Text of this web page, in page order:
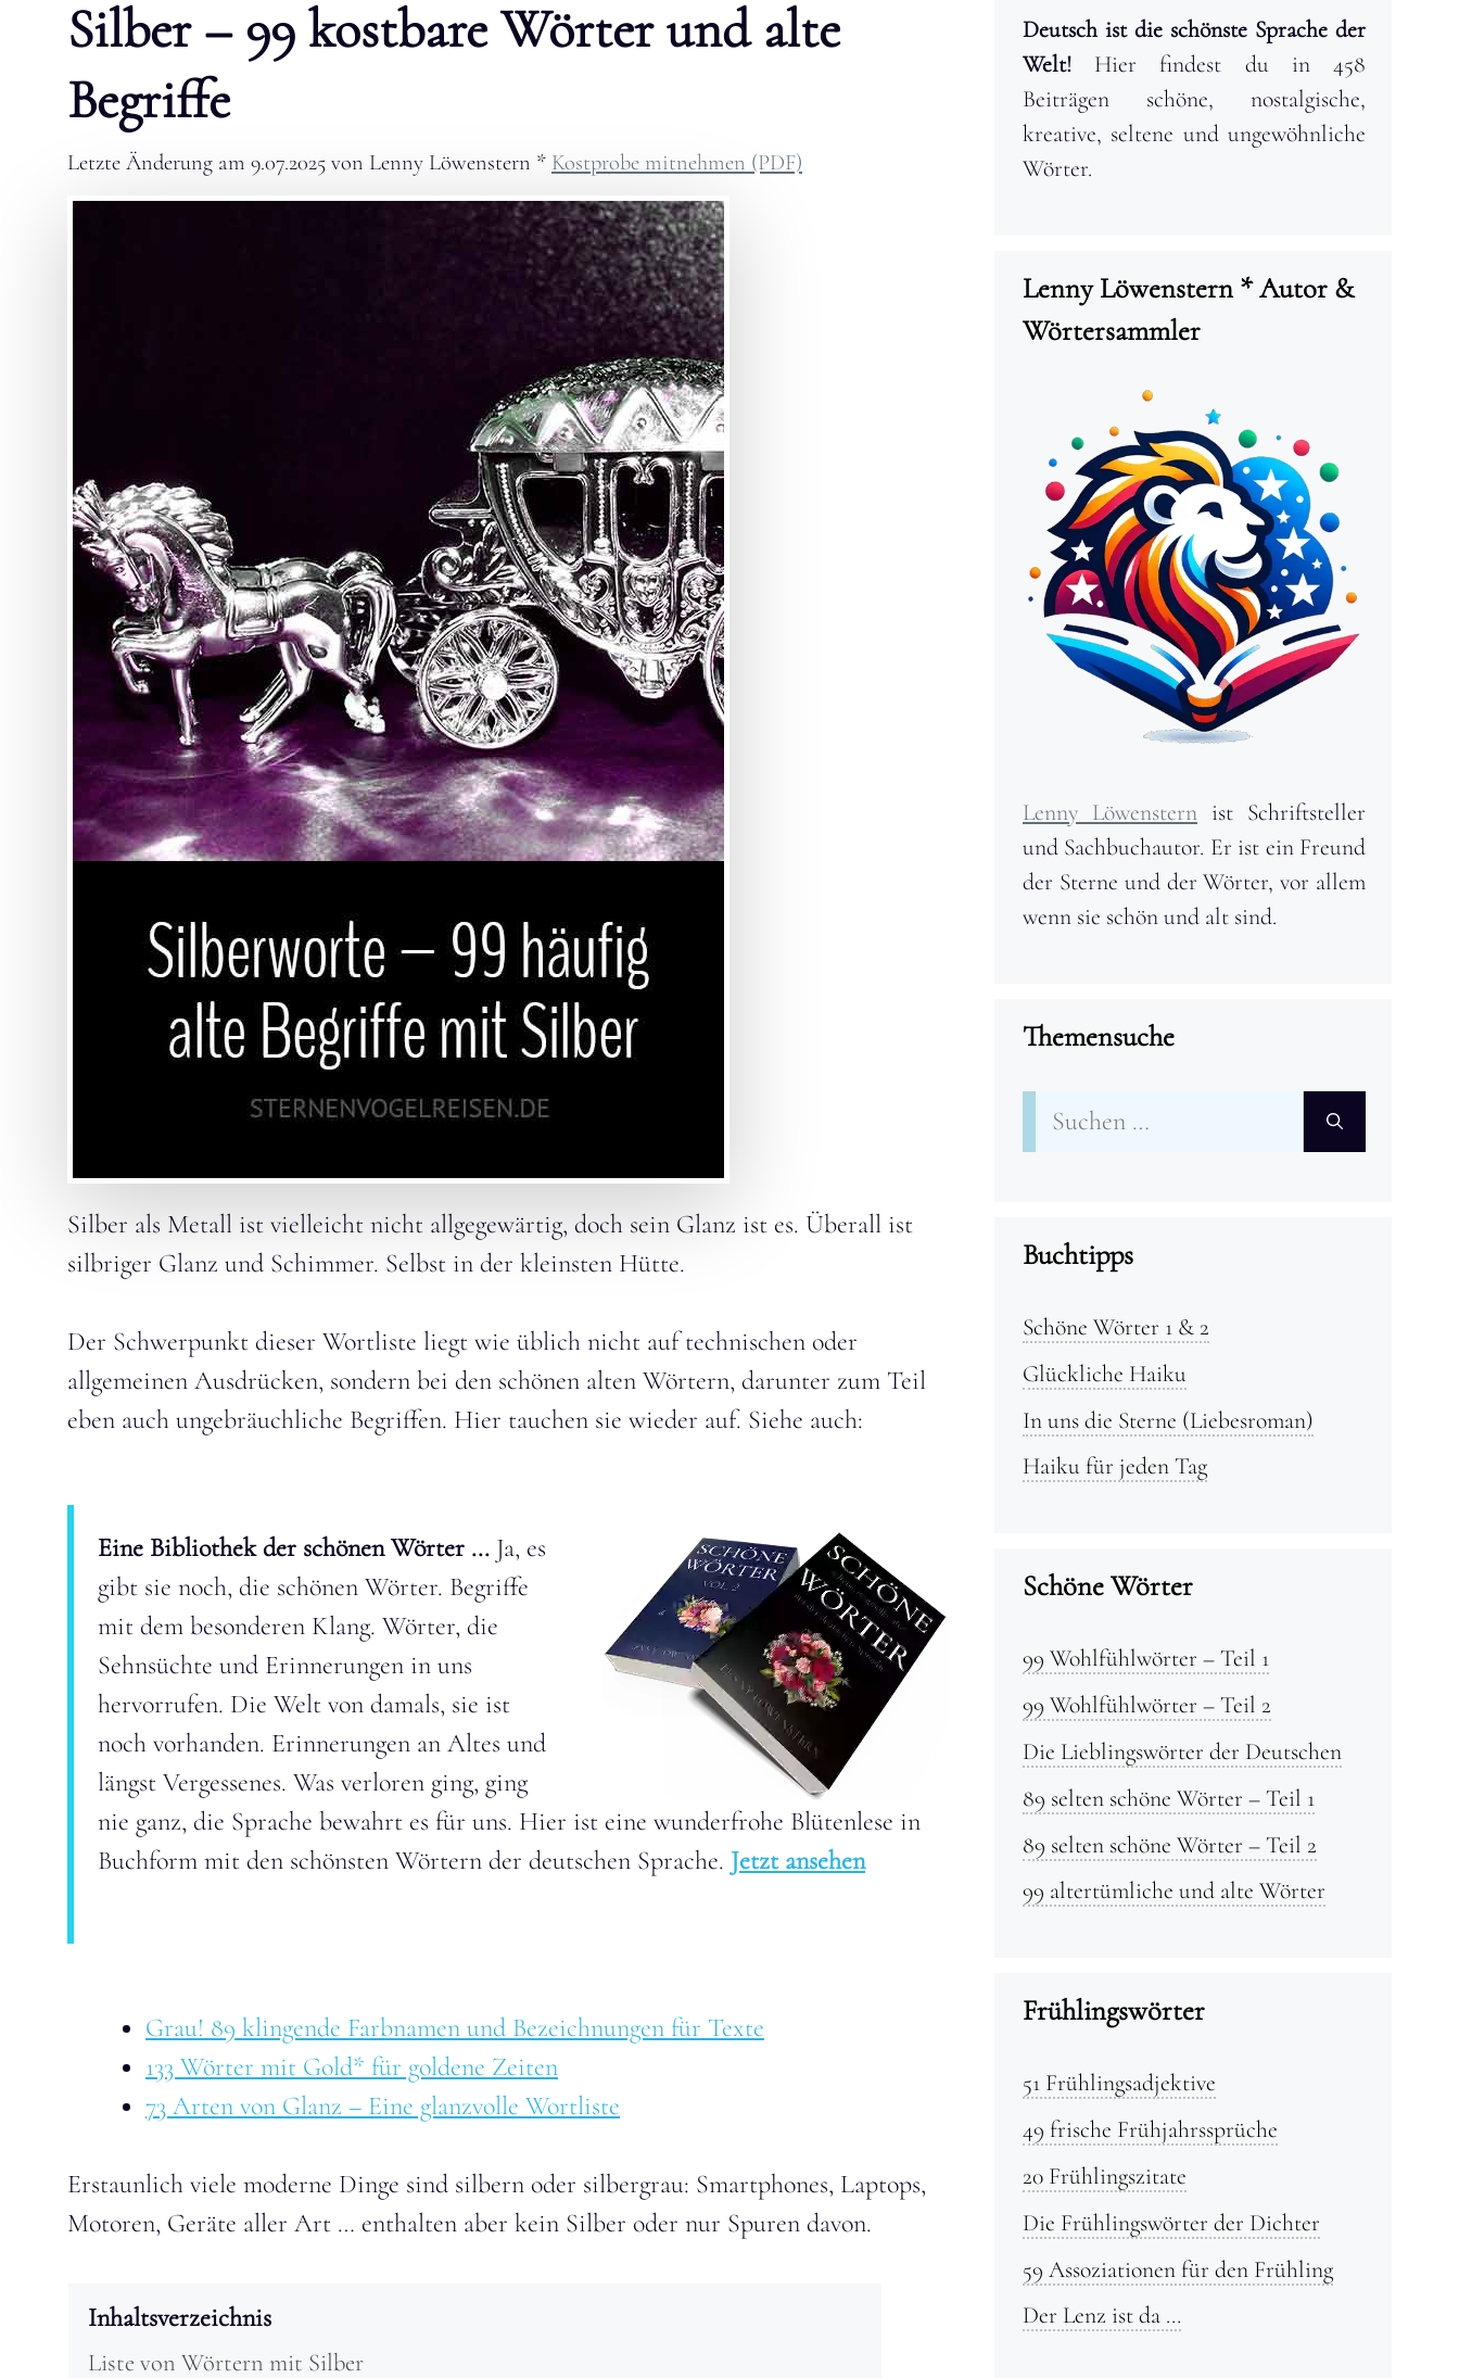
Silber – 99 kostbare Wörter und alte
Begriffe
Letzte Änderung am 9.07.2025 von Lenny Löwenstern * Kostprobe mitnehmen (PDF)
Silber als Metall ist vielleicht nicht allgegewärtig, doch sein Glanz ist es. Überall ist
silbriger Glanz und Schimmer. Selbst in der kleinsten Hütte.
Der Schwerpunkt dieser Wortliste liegt wie üblich nicht auf technischen oder
allgemeinen Ausdrücken, sondern bei den schönen alten Wörtern, darunter zum Teil
eben auch ungebräuchliche Begriffen. Hier tauchen sie wieder auf. Siehe auch:
Eine Bibliothek der schönen Wörter ... Ja, es
gibt sie noch, die schönen Wörter. Begriffe
mit dem besonderen Klang. Wörter, die
Sehnsüchte und Erinnerungen in uns
hervorrufen. Die Welt von damals, sie ist
noch vorhanden. Erinnerungen an Altes und
längst Vergessenes. Was verloren ging, ging
nie ganz, die Sprache bewahrt es für uns. Hier ist eine wunderfrohe Blütenlese in
Buchform mit den schönsten Wörtern der deutschen Sprache. Jetzt ansehen
Grau! 89 klingende Farbnamen und Bezeichnungen für Texte
133 Wörter mit Gold* für goldene Zeiten
73 Arten von Glanz – Eine glanzvolle Wortliste
Erstaunlich viele moderne Dinge sind silbern oder silbergrau: Smartphones, Laptops,
Motoren, Geräte aller Art … enthalten aber kein Silber oder nur Spuren davon.
Inhaltsverzeichnis
Liste von Wörtern mit Silber
Deutsch ist die schönste Sprache der
Welt! Hier findest du in 458
Beiträgen schöne, nostalgische,
kreative, seltene und ungewöhnliche
Wörter.
Lenny Löwenstern * Autor &
Wörtersammler
Lenny Löwenstern ist Schriftsteller
und Sachbuchautor. Er ist ein Freund
der Sterne und der Wörter, vor allem
wenn sie schön und alt sind.
Themensuche
Suchen
nach:
Buchtipps
Schöne Wörter 1 & 2
Glückliche Haiku
In uns die Sterne (Liebesroman)
Haiku für jeden Tag
Schöne Wörter
99 Wohlfühlwörter – Teil 1
99 Wohlfühlwörter – Teil 2
Die Lieblingswörter der Deutschen
89 selten schöne Wörter – Teil 1
89 selten schöne Wörter – Teil 2
99 altertümliche und alte Wörter
Frühlingswörter
51 Frühlingsadjektive
49 frische Frühjahrssprüche
20 Frühlingszitate
Die Frühlingswörter der Dichter
59 Assoziationen für den Frühling
Der Lenz ist da …